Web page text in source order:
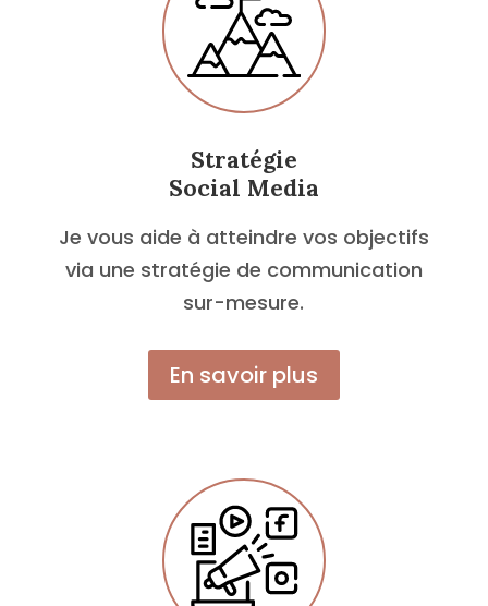
Stratégie
Social Media
Je vous aide à atteindre vos objectifs
via une stratégie de communication
sur-mesure.
En savoir plus